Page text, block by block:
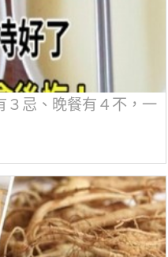
３忌、晚餐有４不，一